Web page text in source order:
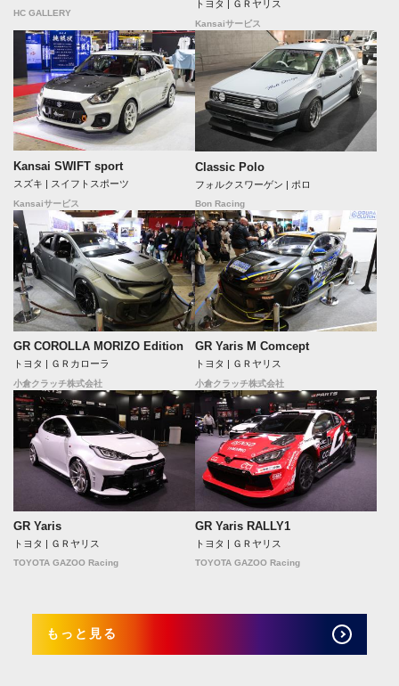
HC GALLERY
トヨタ | ＧＲヤリス
Kansaiサービス
Kansai SWIFT sport
スズキ | スイフトスポーツ
Kansaiサービス
Classic Polo
フォルクスワーゲン | ポロ
Bon Racing
GR COROLLA MORIZO Edition
トヨタ | ＧＲカローラ
小倉クラッチ株式会社
GR Yaris M Comcept
トヨタ | ＧＲヤリス
小倉クラッチ株式会社
GR Yaris
トヨタ | ＧＲヤリス
TOYOTA GAZOO Racing
GR Yaris RALLY1
トヨタ | ＧＲヤリス
TOYOTA GAZOO Racing
もっと見る